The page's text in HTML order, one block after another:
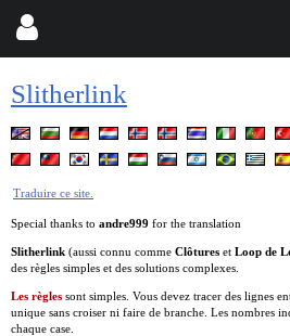
Slitherlink
Traduire ce site.
Special thanks to andre999 for the translation
Slitherlink (aussi connu comme Clôtures et Loop de
des règles simples et des solutions complexes.
Les règles sont simples. Vous devez tracer des lignes
unique sans croiser ni faire de branche. Les nombres
chaque case.